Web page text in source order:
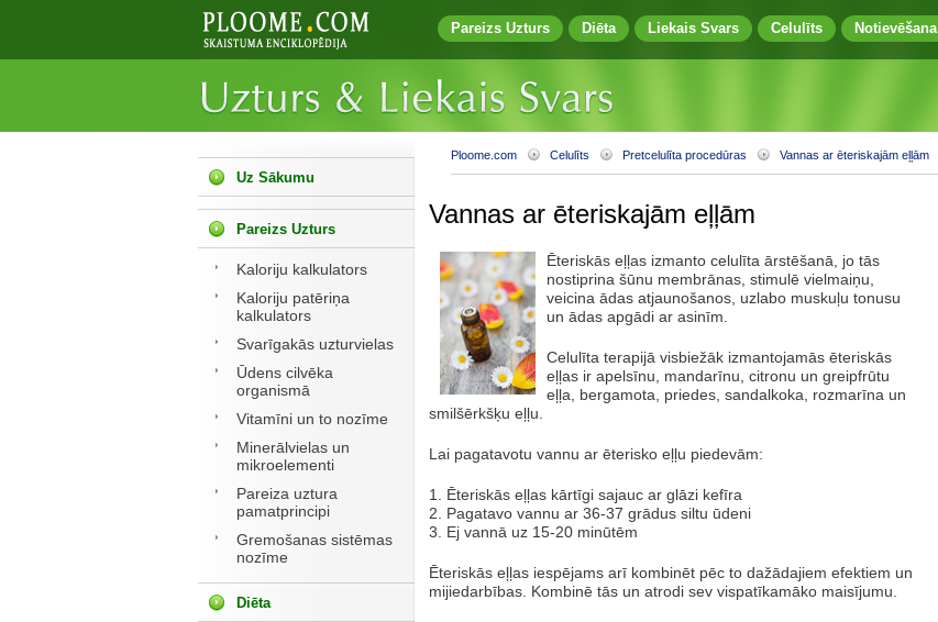
Pareizs Uzturs Diēta Liekais Svars Celulīts Notievēšana
Uz Sākumu
Pareizs Uzturs
Kaloriju kalkulators
Kaloriju patēriņa
kalkulators
Svarīgakās uzturvielas
Ūdens cilvēka
organismā
Vitamīni un to nozīme
Minerālvielas un
mikroelementi
Pareiza uztura
pamatprincipi
Gremošanas sistēmas
nozīme
Diēta
Ploome.com Celulīts Pretcelulīta procedūras Vannas ar ēteriskajām eļļām
Vannas ar ēteriskajām eļļām
Ēteriskās eļļas izmanto celulīta ārstēšanā, jo tās
nostiprina šūnu membrānas, stimulē vielmaiņu,
veicina ādas atjaunošanos, uzlabo muskuļu tonusu
un ādas apgādi ar asinīm.
Celulīta terapijā visbiežāk izmantojamās ēteriskās
eļļas ir apelsīnu, mandarīnu, citronu un greipfrūtu
eļļa, bergamota, priedes, sandalkoka, rozmarīna un
smilšērkšķu eļļu.
Lai pagatavotu vannu ar ēterisko eļļu piedevām:
1. Ēteriskās eļļas kārtīgi sajauc ar glāzi kefīra
2. Pagatavo vannu ar 36-37 grādus siltu ūdeni
3. Ej vannā uz 15-20 minūtēm
Ēteriskās eļļas iespējams arī kombinēt pēc to dažādajiem efektiem un
mijiedarbības. Kombinē tās un atrodi sev vispatīkamāko maisījumu.